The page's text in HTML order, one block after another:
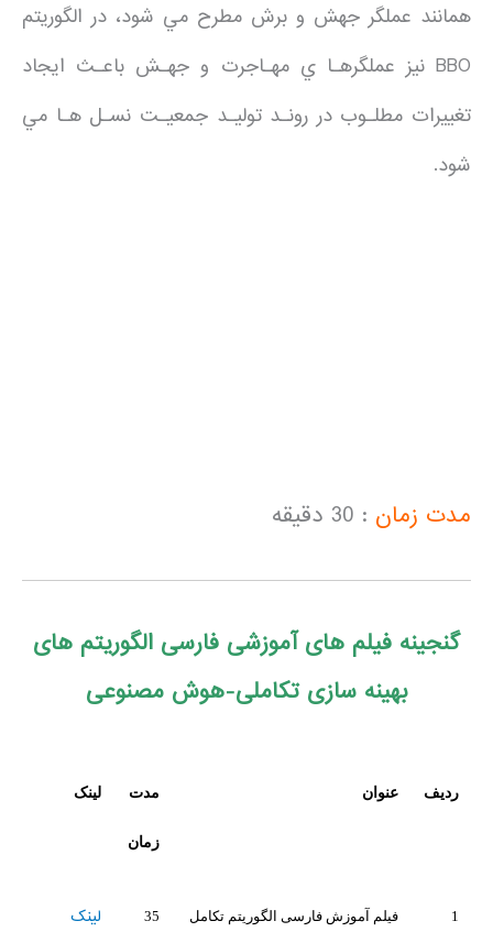
همانند عملگر جهش و برش مطرح مي شود، در الگوريتم
BBO نيز عملگرهـا ي مهـاجرت و جهـش باعـث ايجاد
تغييرات مطلـوب در رونـد توليـد جمعيـت نسـل هـا مي
شود.
مدت زمان : 30 دقیقه
گنجینه فیلم های آموزشی فارسی الگوریتم های
بهینه سازی تکاملی-هوش مصنوعی
ردیف عنوان مدت
زمان
لینک
1 فیلم آموزش فارسی الگوریتم تکامل 35 لینک